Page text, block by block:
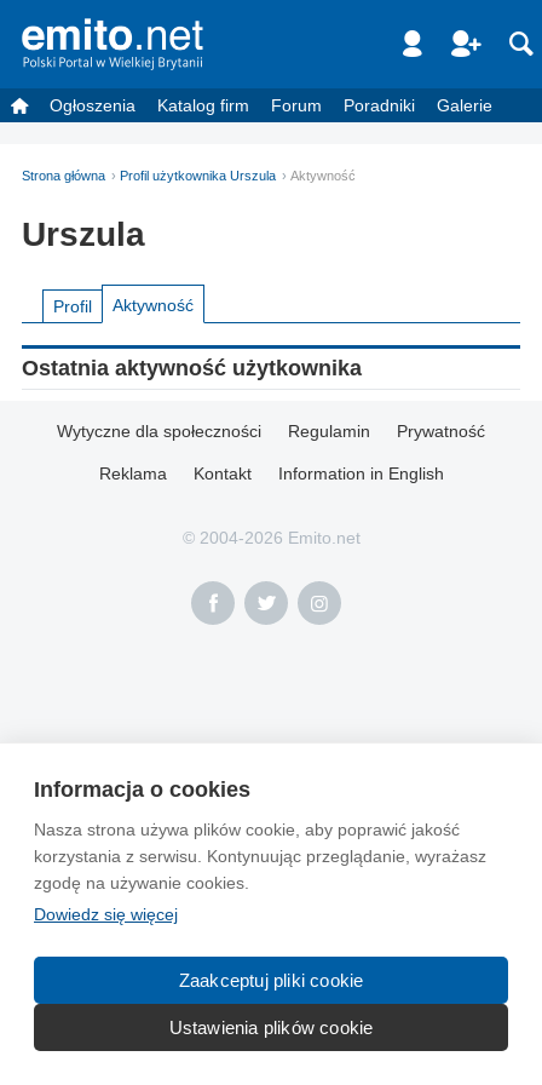
Informacja o cookies
Nasza strona używa plików cookie, aby poprawić jakość
korzystania z serwisu. Kontynuując przeglądanie, wyrażasz
zgodę na używanie cookies.
Dowiedz się więcej
Zaakceptuj pliki cookie
Ustawienia plików cookie
Ogłoszenia Katalog firm Forum Poradniki Galerie
Strona główna Profil użytkownika Urszula Aktywność
Urszula
Profil Aktywność
Ostatnia aktywność użytkownika
Wytyczne dla społeczności Regulamin Prywatność
Reklama Kontakt Information in English
© 2004-2026 Emito.net